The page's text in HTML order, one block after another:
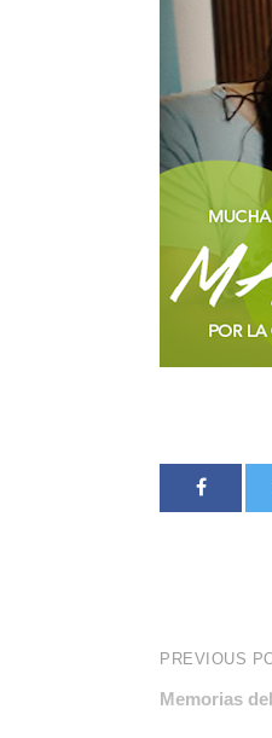
PREVIOUS
Memorias